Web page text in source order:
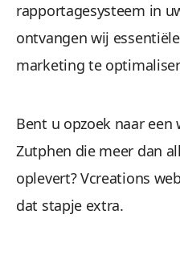
rapportagesysteem in
ontvangen wij
marketing te
Bent u opzoek naar een
Zutphen die meer dan
oplevert? Vcreations
dat stapje extra.